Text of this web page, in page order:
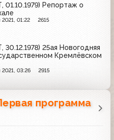
01.10.1979) Репортаж о
2021, 01:22 2615
30.12.1978) 25ая Новогодняя
Кремлёвском
2021, 03:26 2915
программа